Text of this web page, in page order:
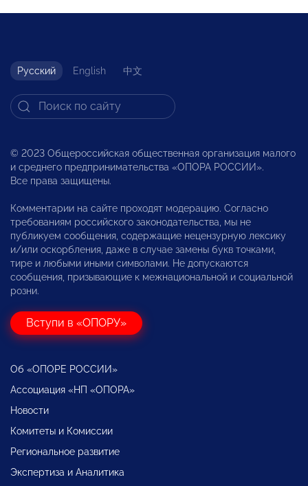
Русский English 中文
© 2023 Общероссийская общественная организация малого
и среднего предпринимательства «ОПОРА РОССИИ».
Все права защищены.
Комментарии на сайте проходят модерацию. Согласно
требованиям российского законодательства, мы не
публикуем сообщения, содержащие нецензурную лексику
и/или оскорбления, даже в случае замены букв точками,
тире и любыми иными символами. Не допускаются
сообщения, призывающие к межнациональной и социальной
розни.
Вступи в «ОПОРУ»
Об «ОПОРЕ РОССИИ»
Ассоциация «НП «ОПОРА»
Новости
Комитеты и Комиссии
Региональное развитие
Экспертиза и Аналитика